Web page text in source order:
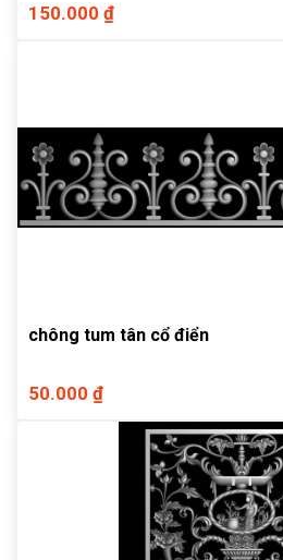
150.000 ₫
chông tum tân cổ điển
50.000 ₫